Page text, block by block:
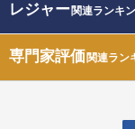
レジャー関連ランキ
専門家評価関連ラン